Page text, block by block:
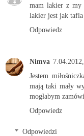
mam lakier z my
lakier jest jak
Odpowiedz
Nimva
Jestem
mają taki mały
mogłabym
Odpowiedz
Odpowiedzi